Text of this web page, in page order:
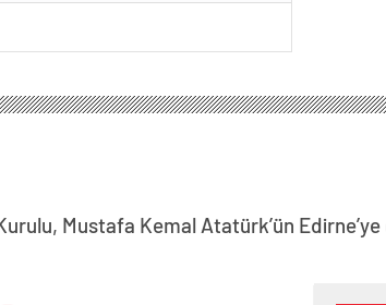
Mustafa Kemal Atatürk’ün Edirne’ye